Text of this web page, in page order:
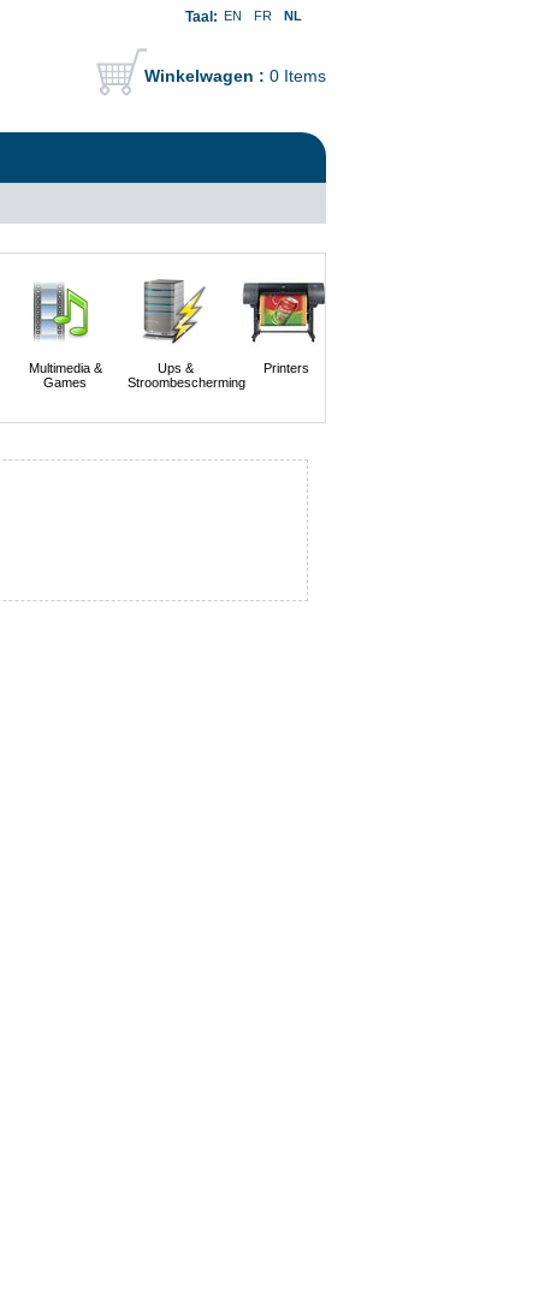
Taal: EN FR
NL
Winkelwagen : 0 Items
Multimedia &
Games
Ups &
Stroombescherming
Printers